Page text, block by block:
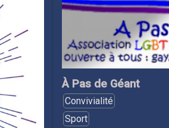
À Pas de Géant
Convivialité
Sport